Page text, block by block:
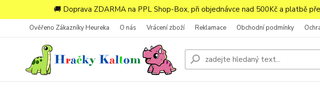
🚚 Doprava ZDARMA na PPL Shop-Box, při objednávce nad 500Kč a platbě
Ověřeno Zákazníky Heureka O nás Vrácení zboží Reklamace Obchodní podmínky